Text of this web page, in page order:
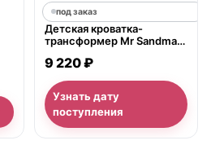
под заказ
Детская кроватка-
трансформер Mr Sandman
9 220 ₽
Узнать дату
поступления